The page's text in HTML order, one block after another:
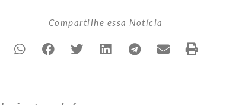
Compartilhe essa Notícia